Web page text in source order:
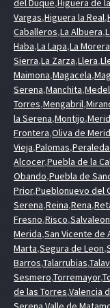
del Duque,Higuera de
Vargas,Higuera la Real,
Caballeros,La Albuera,
Haba,La Lapa,La Morera
Sierra,La Zarza,Llera,
Maimona,Magacela,
Serena,Manchita,
Torres,Mengabril,
la Serena,Montijo,
Frontera,Oliva de
Vieja,Palomas,
Alcocer,Puebla de la
Obando,Puebla de
Prior,Pueblonuevo del
Serena,Reina,Rena,
Fresno,Risco,Salvaleon
Merida,San Vicente de
Marta,Segura de Leon,
Barros,Talarrubias,
Sesmero,Torremayor,
de las Torres,Valencia